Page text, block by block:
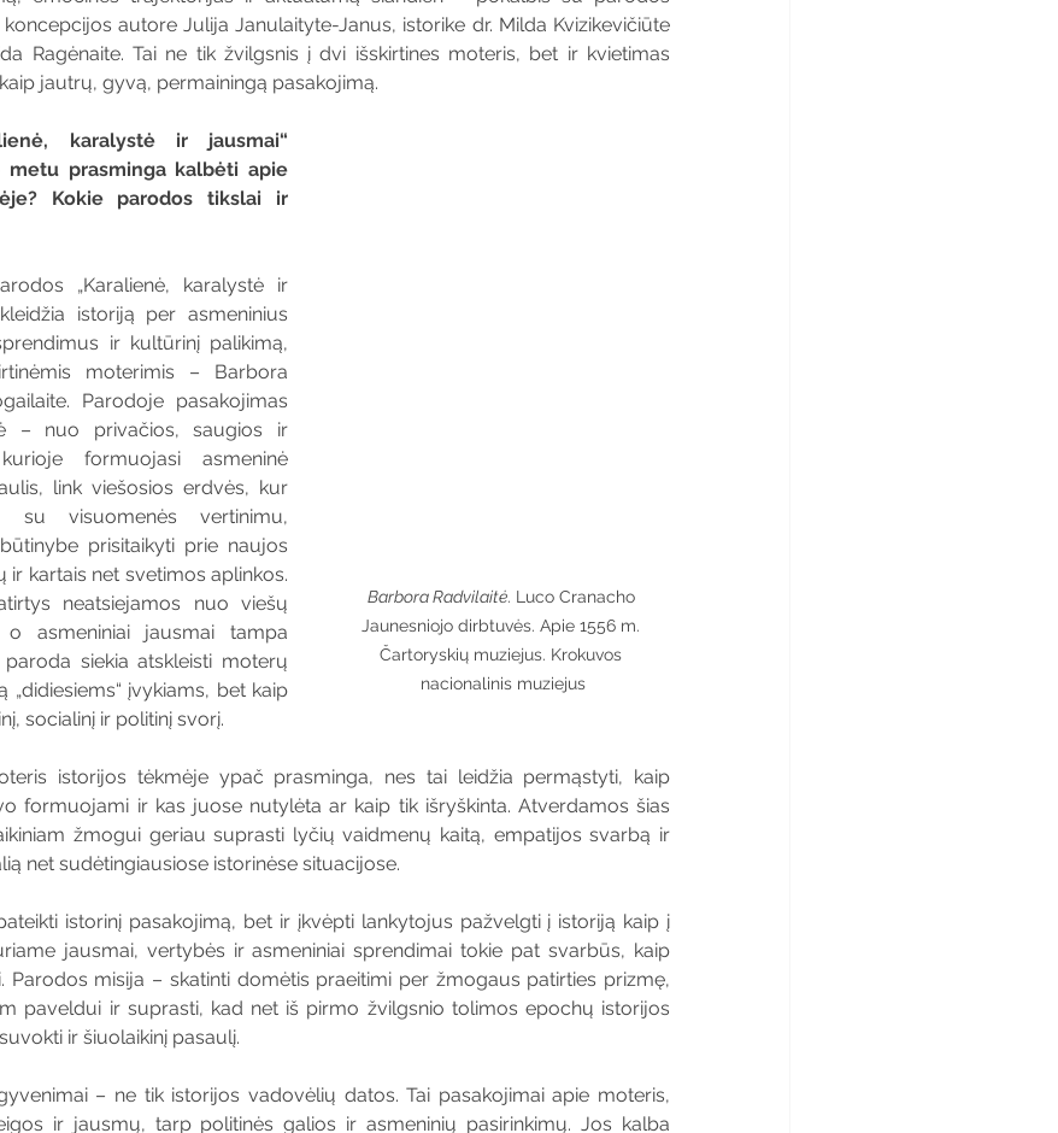
autore Julija Janulaityte-Janus, istorike dr. Milda Kvizikevičiūte
Ragėnaite. Tai ne tik žvilgsnis į dvi išskirtines moteris, bet ir kvietimas
jautrų, gyvą, permainingą pasakojimą.
Barbora Radvilaitė. Luco Cranacho
Jaunesniojo dirbtuvės. Apie 1556 m.
Čartoryskių muziejus. Krokuvos
nacionalinis muziejus
karalystė ir jausmai“
metu prasminga kalbėti apie
Kokie parodos tikslai ir
„Karalienė, karalystė ir
istoriją per asmeninius
ir kultūrinį palikimą,
moterimis – Barbora
Parodoje pasakojimas
– nuo privačios, saugios ir
formuojasi asmeninė
link viešosios erdvės, kur
su visuomenės vertinimu,
prisitaikyti prie naujos
kartais net svetimos aplinkos.
neatsiejamos nuo viešų
asmeniniai jausmai tampa
siekia atskleisti moterų
įvykiams, bet kaip
socialinį ir politinį svorį.
istorijos tėkmėje ypač prasminga, nes tai leidžia permąstyti, kaip
formuojami ir kas juose nutylėta ar kaip tik išryškinta. Atverdamos šias
žmogui geriau suprasti lyčių vaidmenų kaitą, empatijos svarbą ir
net sudėtingiausiose istorinėse situacijose.
istorinį pasakojimą, bet ir įkvėpti lankytojus pažvelgti į istoriją kaip į
jausmai, vertybės ir asmeniniai sprendimai tokie pat svarbūs, kaip
Parodos misija – skatinti domėtis praeitimi per žmogaus patirties prizmę,
paveldui ir suprasti, kad net iš pirmo žvilgsnio tolimos epochų istorijos
ir šiuolaikinį pasaulį.
– ne tik istorijos vadovėlių datos. Tai pasakojimai apie moteris,
ir jausmų, tarp politinės galios ir asmeninių pasirinkimų. Jos kalba